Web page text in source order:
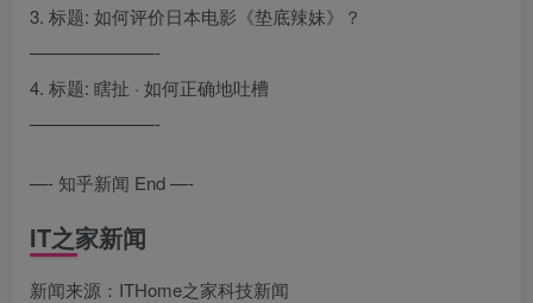
3. 标题: 如何评价日本电影《垫底辣妹》？
———————-
4. 标题: 瞎扯 · 如何正确地吐槽
———————-
—- 知乎新闻 End —-
IT之家新闻
新闻来源：ITHome之家科技新闻